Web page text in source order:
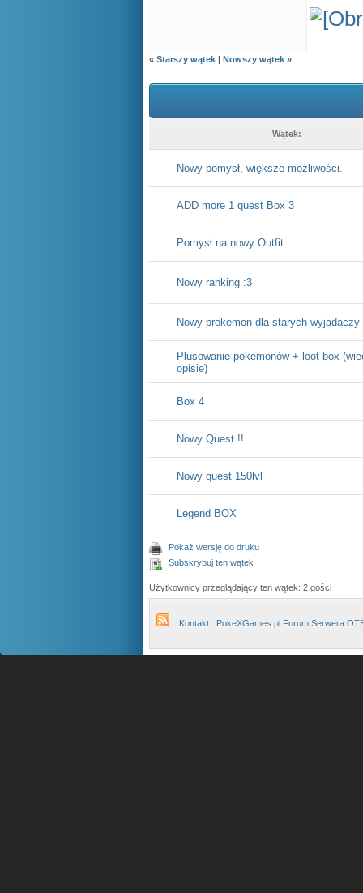
« Starszy wątek | Nowszy wątek »
Wątek:
Nowy pomysł, większe możliwości.
ADD more 1 quest Box 3
Pomysł na nowy Outfit
Nowy ranking :3
Nowy prokemon dla starych wyjadaczy
Plusowanie pokemonów + loot box
opisie)
Box 4
Nowy Quest !!
Nowy quest 150lvl
Legend BOX
Pokaż wersję do druku
Subskrybuj ten wątek
Użytkownicy przeglądający ten wątek: 2 gości
Kontakt PokeXGames.pl Forum Serwera